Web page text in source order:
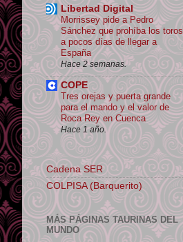
Libertad Digital
Morrissey pide a Pedro
Sánchez que prohíba los toros
a pocos días de llegar a
España
Hace 2 semanas.
COPE
Tres orejas y puerta grande
para el mando y el valor de
Roca Rey en Cuenca
Hace 1 año.
Cadena SER
COLPISA (Barquerito)
MÁS PÁGINAS TAURINAS DEL
MUNDO